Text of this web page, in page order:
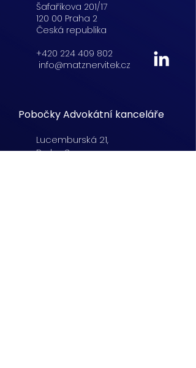
Šafaříkova 201/17
120 00 Praha 2
Česká republika
+420 224 409 802
info@matznervitek.cz
Pobočky Advokátní kanceláře
Lucemburská 21,
Praha 3